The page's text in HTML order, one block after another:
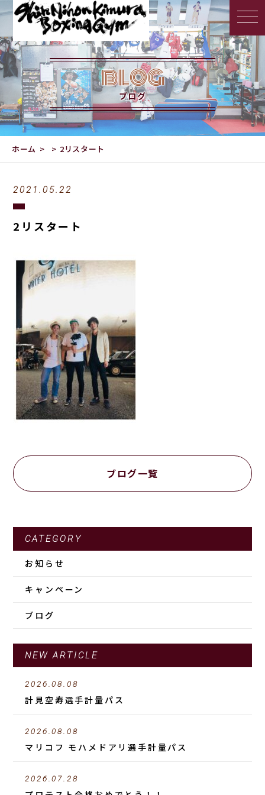
BLOG
ブログ
ホーム 2リスタート
2021.05.22
2リスタート
ブログ一覧
CATEGORY
お知らせ
キャンペーン
ブログ
NEW ARTICLE
2026.08.08
計見空寿選手計量パス
2026.08.08
マリコフ モハメドアリ選手計量パス
2026.07.28